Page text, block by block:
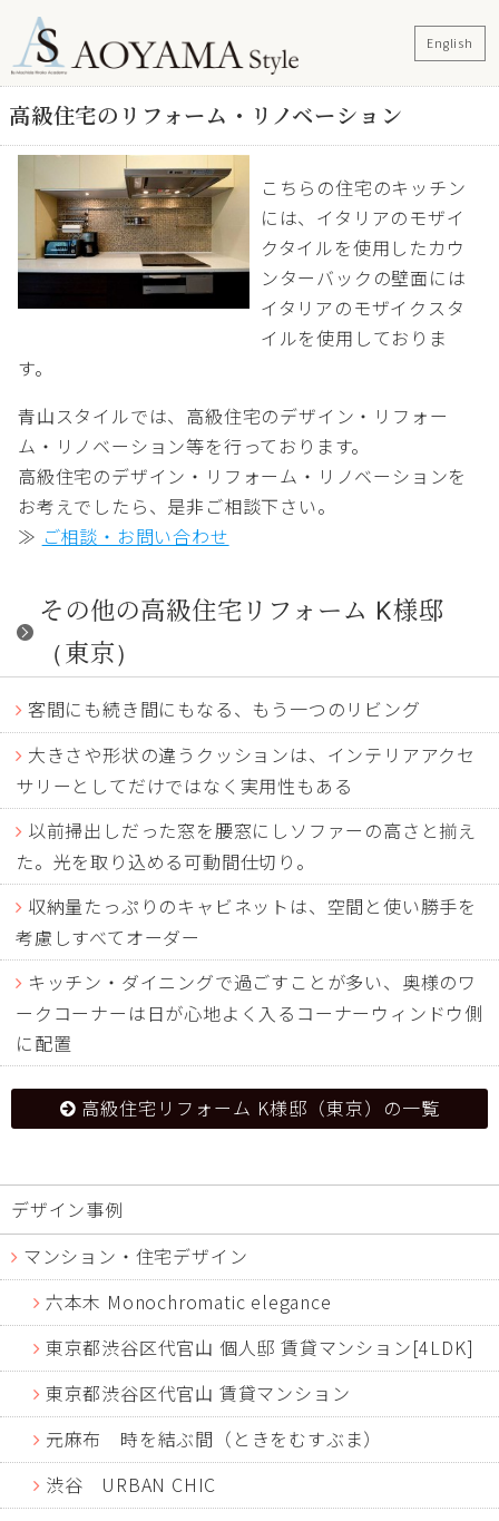
English
高級住宅のリフォーム・リノベーション
こちらの住宅のキッチン
には、イタリアのモザイ
クタイルを使用したカウ
ンターバックの壁面には
イタリアのモザイクスタ
イルを使用しておりま
す。
青山スタイルでは、高級住宅のデザイン・リフォー
ム・リノベーション等を行っております。
高級住宅のデザイン・リフォーム・リノベーションを
お考えでしたら、是非ご相談下さい。
≫ ご相談・お問い合わせ
その他の高級住宅リフォーム K様邸
（東京）
客間にも続き間にもなる、もう一つのリビング
大きさや形状の違うクッションは、インテリアアクセ
サリーとしてだけではなく実用性もある
以前掃出しだった窓を腰窓にしソファーの高さと揃え
た。光を取り込める可動間仕切り。
収納量たっぷりのキャビネットは、空間と使い勝手を
考慮しすべてオーダー
キッチン・ダイニングで過ごすことが多い、奥様のワ
ークコーナーは日が心地よく入るコーナーウィンドウ側
に配置
高級住宅リフォーム K様邸（東京）の一覧
デザイン事例
マンション・住宅デザイン
六本木 Monochromatic elegance
東京都渋谷区代官山 個人邸 賃貸マンション[4LDK]
東京都渋谷区代官山 賃貸マンション
元麻布 時を結ぶ間（ときをむすぶま）
渋谷 URBAN CHIC